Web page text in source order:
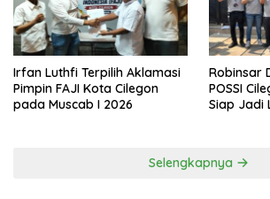
Irfan Luthfi Terpilih Aklamasi
Pimpin FAJI Kota Cilegon
pada Muscab I 2026
Robinsar
POSSI
Siap Jadi
Selengkapnya